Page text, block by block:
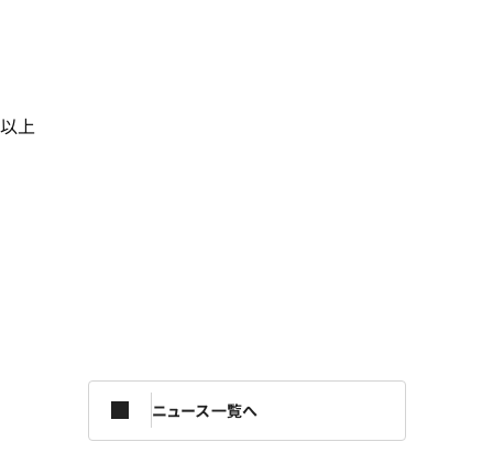
以上
ニュース一覧へ